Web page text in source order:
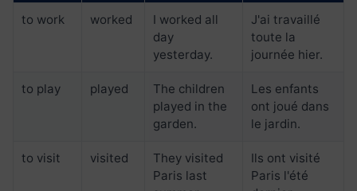
to work worked
I worked all
day
yesterday.
J'ai travaillé
toute la
journée hier.
to play played
The children
played in the
garden.
Les enfants
ont joué dans
le jardin.
to visit visited
They visited
Paris last
Ils ont visité
Paris l'été